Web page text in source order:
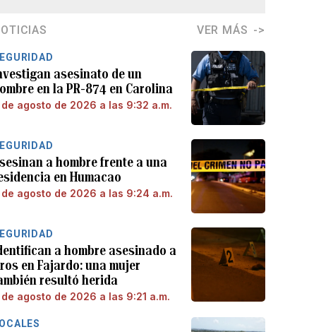
VER MÁS
asesinato de un
en la PR-874 en Carolina
de agosto de 2026 a las 9:32 a.m.
a hombre frente a una
en Humacao
de agosto de 2026 a las 9:24 a.m.
a hombre asesinado a
en Fajardo: una mujer
resultó herida
de agosto de 2026 a las 9:21 a.m.